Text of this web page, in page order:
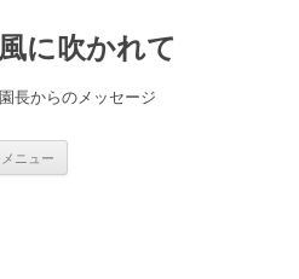
に吹かれて
長からのメッセージ
メニュー